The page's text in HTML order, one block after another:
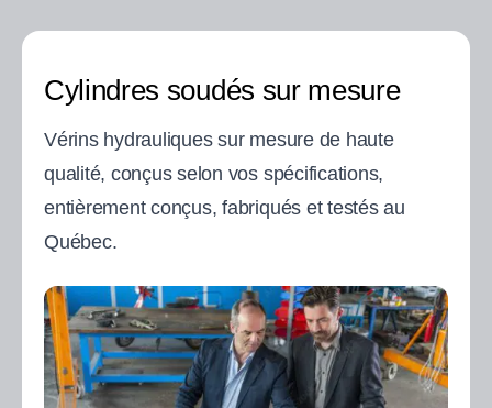
Cylindres soudés sur mesure
Vérins hydrauliques sur mesure de haute
qualité, conçus selon vos spécifications,
entièrement conçus, fabriqués et testés au
Québec.